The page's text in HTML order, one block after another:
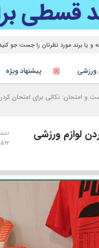
ورزشی پیشنهاد ویژه
امتحان: نکاتی برای امتحان کردن
لوازم ورزشی